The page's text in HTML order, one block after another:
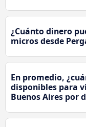
¿Cuánto dinero
micros desde
En promedio,
disponibles para
Buenos Aires por